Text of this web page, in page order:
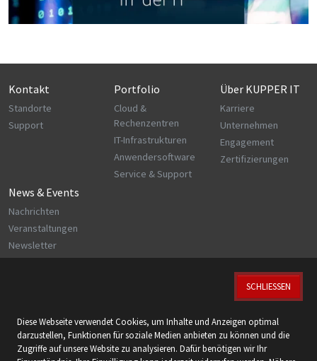
Kontakt
Standorte
Support
Portfolio
Cloud &
Rechenzentren
IT-Infrastrukturen
Anwendersoftware
Service & Support
Über KUPPER IT
Karriere
Unternehmen
Engagement
Zertifizierungen
News & Events
Nachrichten
Veranstaltungen
Newsletter
Wir sind zertifiziert nach:
ISO 9001 | ISO 14001 | ISO 27001 | ISO 27018
SCHLIESSEN
Diese Webseite verwendet Cookies, um Inhalte und Anzeigen optimal
darzustellen, Funktionen für soziale Medien anbieten zu können und die
Zugriffe auf unsere Website zu analysieren. Dafür benötigen wir Ihr